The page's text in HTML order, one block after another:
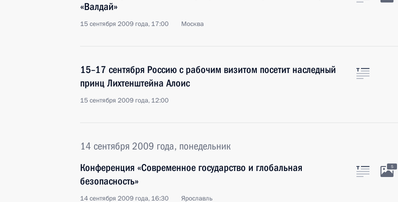
«Валдай»
15 сентября 2009 года, 17:00 Москва
15–17 сентября Россию с рабочим визитом посетит наследный
принц Лихтенштейна Алоис
15 сентября 2009 года, 12:00
14 сентября 2009 года, понедельник
Конференция «Современное государство и глобальная
безопасность»
14 сентября 2009 года, 16:30 Ярославль
5